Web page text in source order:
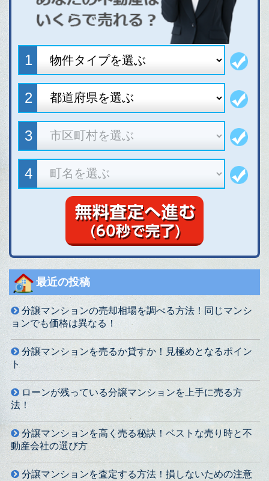
最近の投稿
分譲マンションの売却相場を調べる方法！同じマンシ
ョンでも価格は異なる！
分譲マンションを売るか貸すか！見極めとなるポイン
ト
ローンが残っている分譲マンションを上手に売る方
法！
分譲マンションを高く売る秘訣！ベストな売り時と不
動産会社の選び方
分譲マンションを査定する方法！損しないための注意